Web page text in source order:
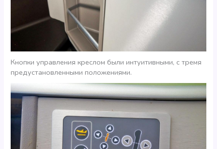
Кнопки управления креслом были интуитивными, с тремя
предустановленными положениями.